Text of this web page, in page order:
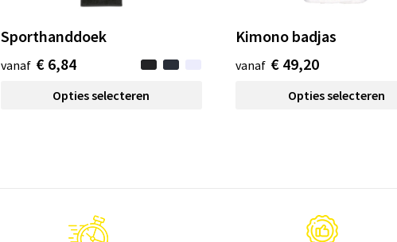
Sporthanddoek
vanaf € 6,84
Opties selecteren
Kimono badjas
vanaf € 49,20
Opties selecteren